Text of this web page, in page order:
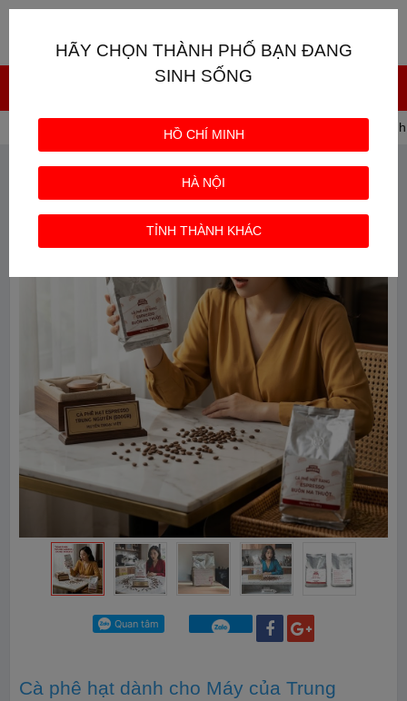
CAFE TRUNG NGUYÊN Cà phê hạt
Cà phê hạt dành cho Máy của Trung
HÃY CHỌN THÀNH PHỐ BẠN ĐANG
SINH SỐNG
HỒ CHÍ MINH
HÀ NỘI
TỈNH THÀNH KHÁC